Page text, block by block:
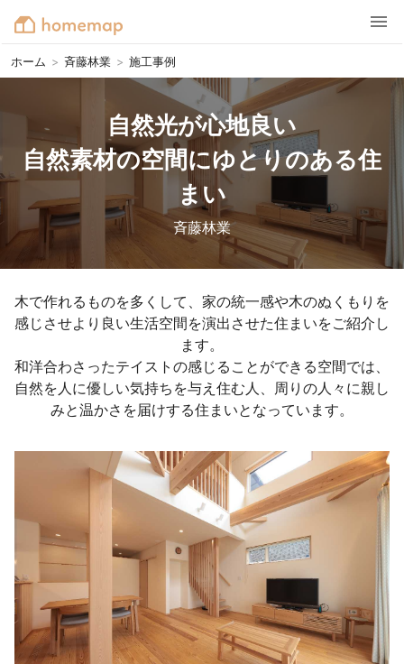
ホーム > 斉藤林業 > 施工事例
自然光が心地良い
自然素材の空間にゆとりのある住
まい
斉藤林業
木で作れるものを多くして、家の統一感や木のぬくもりを
感じさせより良い生活空間を演出させた住まいをご紹介し
ます。
和洋合わさったテイストの感じることができる空間では、
自然を人に優しい気持ちを与え住む人、周りの人々に親し
みと温かさを届けする住まいとなっています。